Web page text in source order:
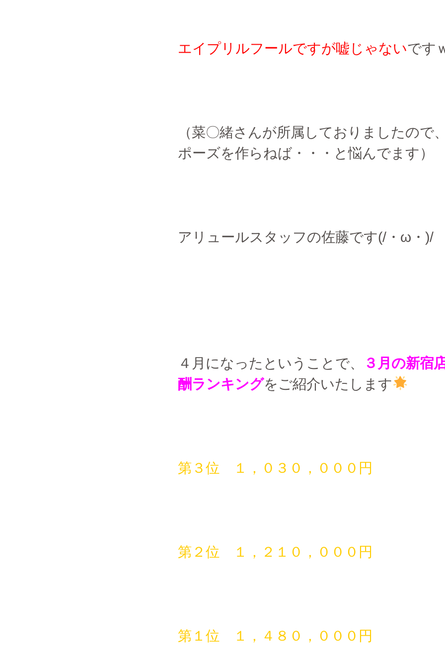
エイプリルフールですが嘘じゃないです
（菜〇緒さんが所属しておりましたので
ポーズを作らねば・・・と悩んでます）
アリュールスタッフの佐藤です(/・ω・)/
４月になったということで、 ３月の新宿
酬ランキングをご紹介いたします
第３位 １，０３０，０００円
第２位 １，２１０，０００円
第１位 １，４８０，０００円